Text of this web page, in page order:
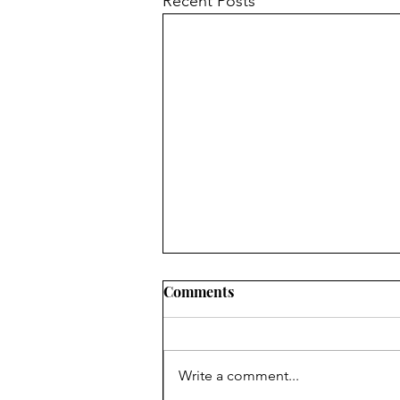
Comments
Write a comment...